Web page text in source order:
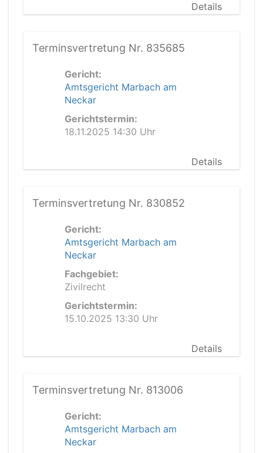
Details
Terminsvertretung Nr. 835685
Gericht:
Amtsgericht Marbach am
Neckar
Gerichtstermin:
18.11.2025 14:30 Uhr
Details
Terminsvertretung Nr. 830852
Gericht:
Amtsgericht Marbach am
Neckar
Fachgebiet:
Zivilrecht
Gerichtstermin:
15.10.2025 13:30 Uhr
Details
Terminsvertretung Nr. 813006
Gericht:
Amtsgericht Marbach am
Neckar